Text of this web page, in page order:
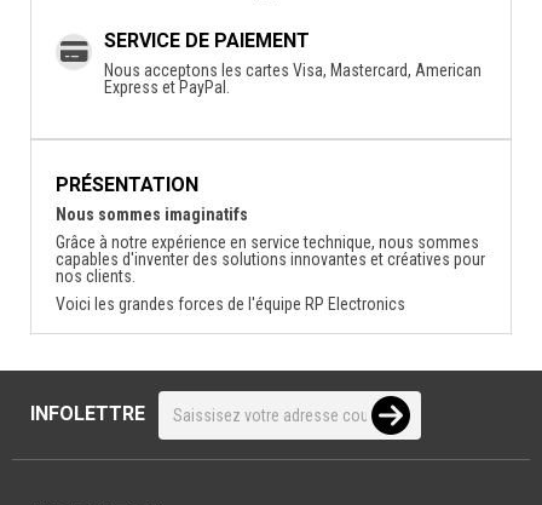
SERVICE DE PAIEMENT
Nous acceptons les cartes Visa, Mastercard, American
Express et PayPal.
PRÉSENTATION
Nous sommes imaginatifs
Grâce à notre expérience en service technique, nous sommes
capables d'inventer des solutions innovantes et créatives pour
nos clients.
Voici les grandes forces de l'équipe RP Electronics
INFOLETTRE